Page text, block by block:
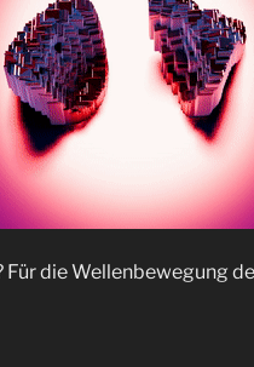
die Wellenbewegung